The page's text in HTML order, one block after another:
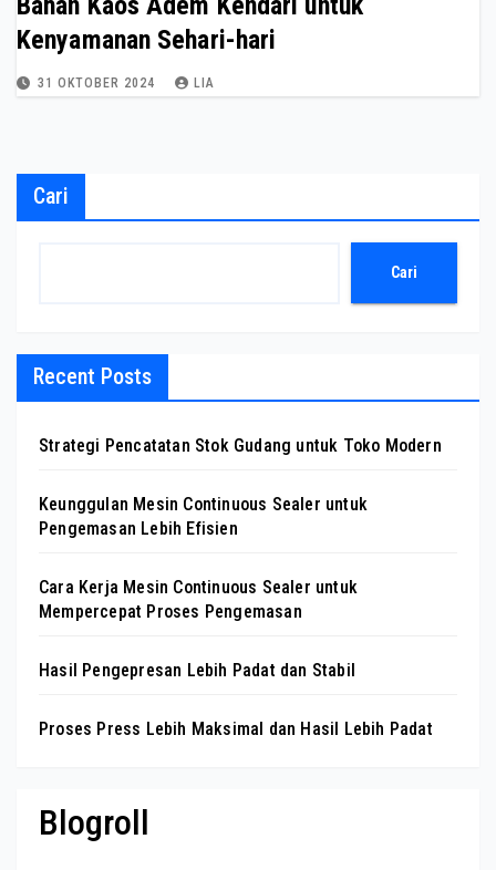
Kenyamanan Sehari-hari
31 OKTOBER 2024 LIA
Cari
Cari
Recent Posts
Strategi Pencatatan Stok Gudang untuk Toko Modern
Keunggulan Mesin Continuous Sealer untuk
Pengemasan Lebih Efisien
Cara Kerja Mesin Continuous Sealer untuk
Mempercepat Proses Pengemasan
Hasil Pengepresan Lebih Padat dan Stabil
Proses Press Lebih Maksimal dan Hasil Lebih Padat
Blogroll